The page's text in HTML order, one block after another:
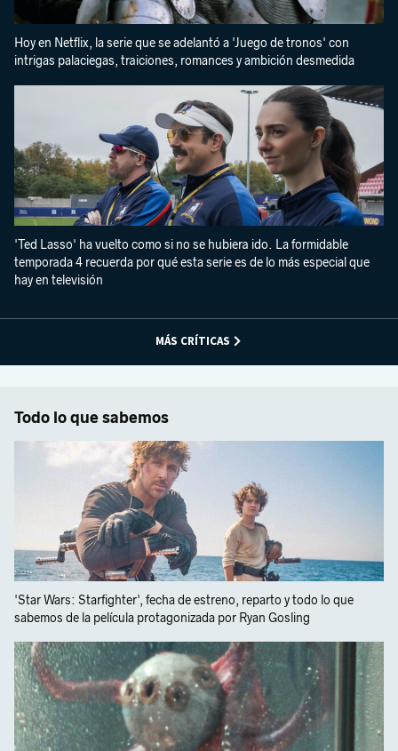
Hoy en Netflix, la serie que se adelantó a 'Juego de tronos' con
intrigas palaciegas, traiciones, romances y ambición desmedida
'Ted Lasso' ha vuelto como si no se hubiera ido. La formidable
temporada 4 recuerda por qué esta serie es de lo más especial que
hay en televisión
MÁS CRÍTICAS
Todo lo que sabemos
'Star Wars: Starfighter', fecha de estreno, reparto y todo lo que
sabemos de la película protagonizada por Ryan Gosling